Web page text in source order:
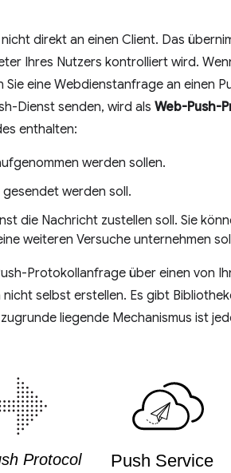
direkt an einen Client. Das
Ihres Nutzers kontrolliert wird.
eine Webdienstanfrage an einen
Dienst senden, wird als Web-Push-
enthalten:
werden sollen.
werden soll.
die Nachricht zustellen soll. Sie
weiteren Versuche unternehmen
Protokollanfrage über einen von
selbst erstellen. Es gibt
liegende Mechanismus ist